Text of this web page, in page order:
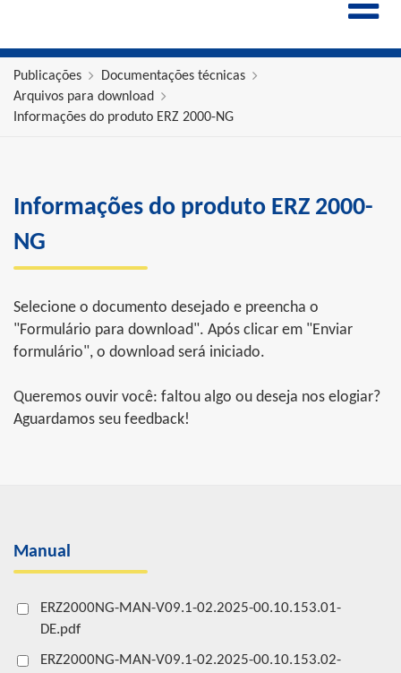
Publicações
Documentações técnicas
Arquivos para download
Informações do produto ERZ 2000-NG
Informações do produto ERZ 2000-
NG
Selecione o documento desejado e preencha o
"Formulário para download". Após clicar em "Enviar
formulário", o download será iniciado.
Queremos ouvir você: faltou algo ou deseja nos elogiar?
Aguardamos seu feedback!
Manual
ERZ2000NG-MAN-V09.1-02.2025-00.10.153.01-
DE.pdf
ERZ2000NG-MAN-V09.1-02.2025-00.10.153.02-